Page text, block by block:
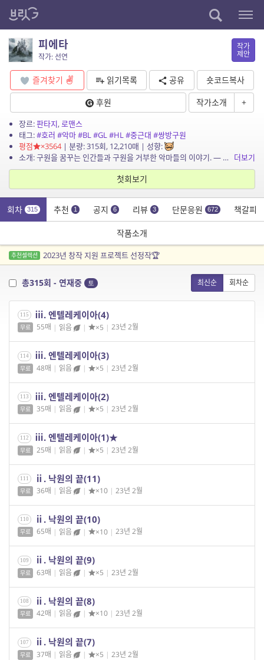
피에타
작가: 선연
작가
제안
즐겨찾기 읽기목록 공유
숏코드복사
후원
작가소개 +
장르:판타지,로맨스
태그:#호러 #악마#BL#GL#HL#중근대 #쌍방구원
평점
×3564| 분량: 315회, 12,210매 | 성향:
소개: 구원을 꿈꾸는 인간들과 구원을 거부한 악마들의 이야기. — 아케론 대륙의 서쪽 나라 코키투스에서 가장 거대한 도시, 테네브리스. 도시의 온갖 흉악범들이 모여 있는 밀턴... 더보기
첫회보기
회차 315 추천 1 공지 6 리뷰 3 단문응원 672 책갈피
작품소개
추천셀렉션 2023년 창작 지원 프로젝트 선정작🏆
총315회 - 연재중 토 최신순 회차순
115 ⅲ. 엔텔레케이아(4)
무료 55매 | 읽음 | ×5 | 23년 2월
114 ⅲ. 엔텔레케이아(3)
무료 48매 | 읽음 | ×5 | 23년 2월
113 ⅲ. 엔텔레케이아(2)
무료 35매 | 읽음 | ×5 | 23년 2월
112 ⅲ. 엔텔레케이아(1)★
무료 25매 | 읽음 | ×5 | 23년 2월
111 ⅱ. 낙원의 끝(11)
무료 36매 | 읽음 | ×10 | 23년 2월
110 ⅱ. 낙원의 끝(10)
무료 65매 | 읽음 | ×10 | 23년 2월
109 ⅱ. 낙원의 끝(9)
무료 63매 | 읽음 | ×5 | 23년 2월
108 ⅱ. 낙원의 끝(8)
무료 42매 | 읽음 | ×10 | 23년 2월
107 ⅱ. 낙원의 끝(7)
무료 37매 | 읽음 | ×5 | 23년 2월